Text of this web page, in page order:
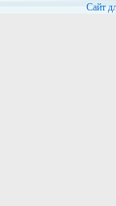
Сайт